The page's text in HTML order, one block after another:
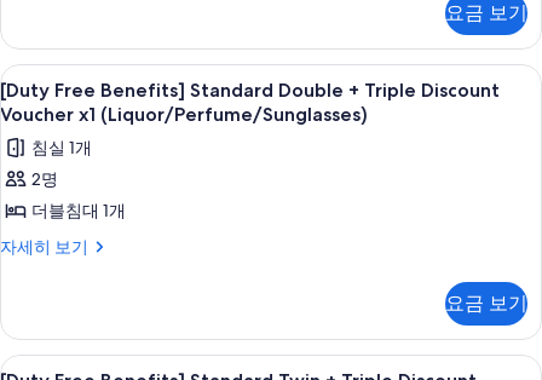
Package
사
진
모
두
보
기
Room
Breakfast
1
Traditional
Keyring
Package
자
세
히
요금 보기
[Duty
Free
Benefits]
Standard
Double
+
Triple
x1
(Liquor/Perfume/Sunglasses)
고급 침구, 객실 내 금고, 암막 커튼, 방
9
[Duty Free Benefits] Standard Double + Triple Discount
Voucher x1 (Liquor/Perfume/Sunglasses)
침실 1개
2명
더블침대 1개
자세히 보기
[Duty
Double
요금 보기
[Duty 고급 침구, 객실 내 금고, 암막 커튼, 방